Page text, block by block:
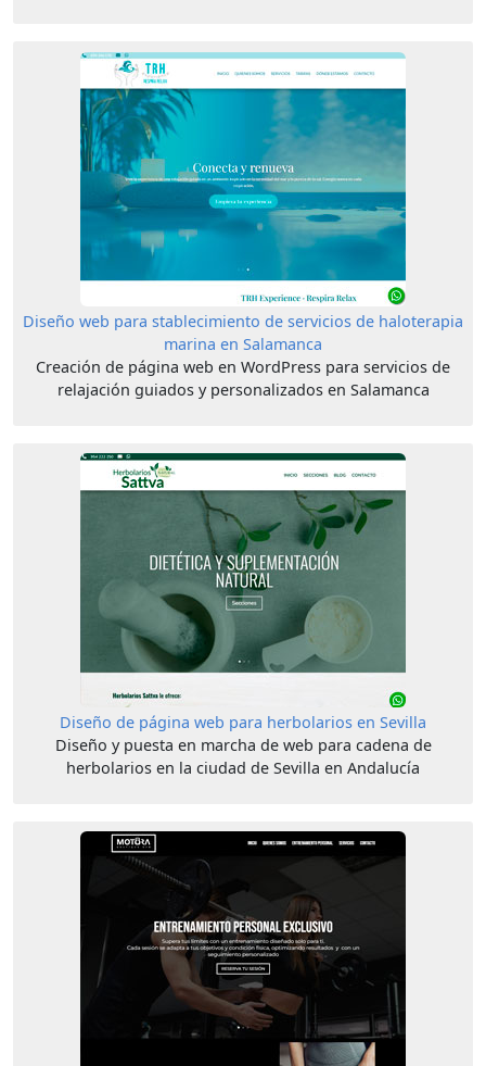
Diseño web para stablecimiento de servicios de haloterapia
marina en Salamanca
Creación de página web en WordPress para servicios de
relajación guiados y personalizados en Salamanca
Diseño de página web para herbolarios en Sevilla
Diseño y puesta en marcha de web para cadena de
herbolarios en la ciudad de Sevilla en Andalucía